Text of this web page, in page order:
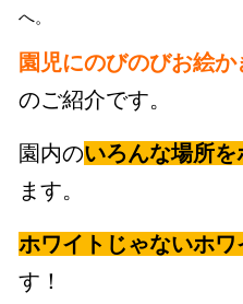
へ。
園児にのびのびお絵
のご紹介です。
園内のいろんな場所
ます。
ホワイトじゃないホワ
す！